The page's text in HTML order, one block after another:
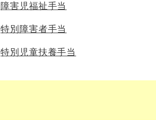
障害児福祉手当
特別障害者手当
特別児童扶養手当